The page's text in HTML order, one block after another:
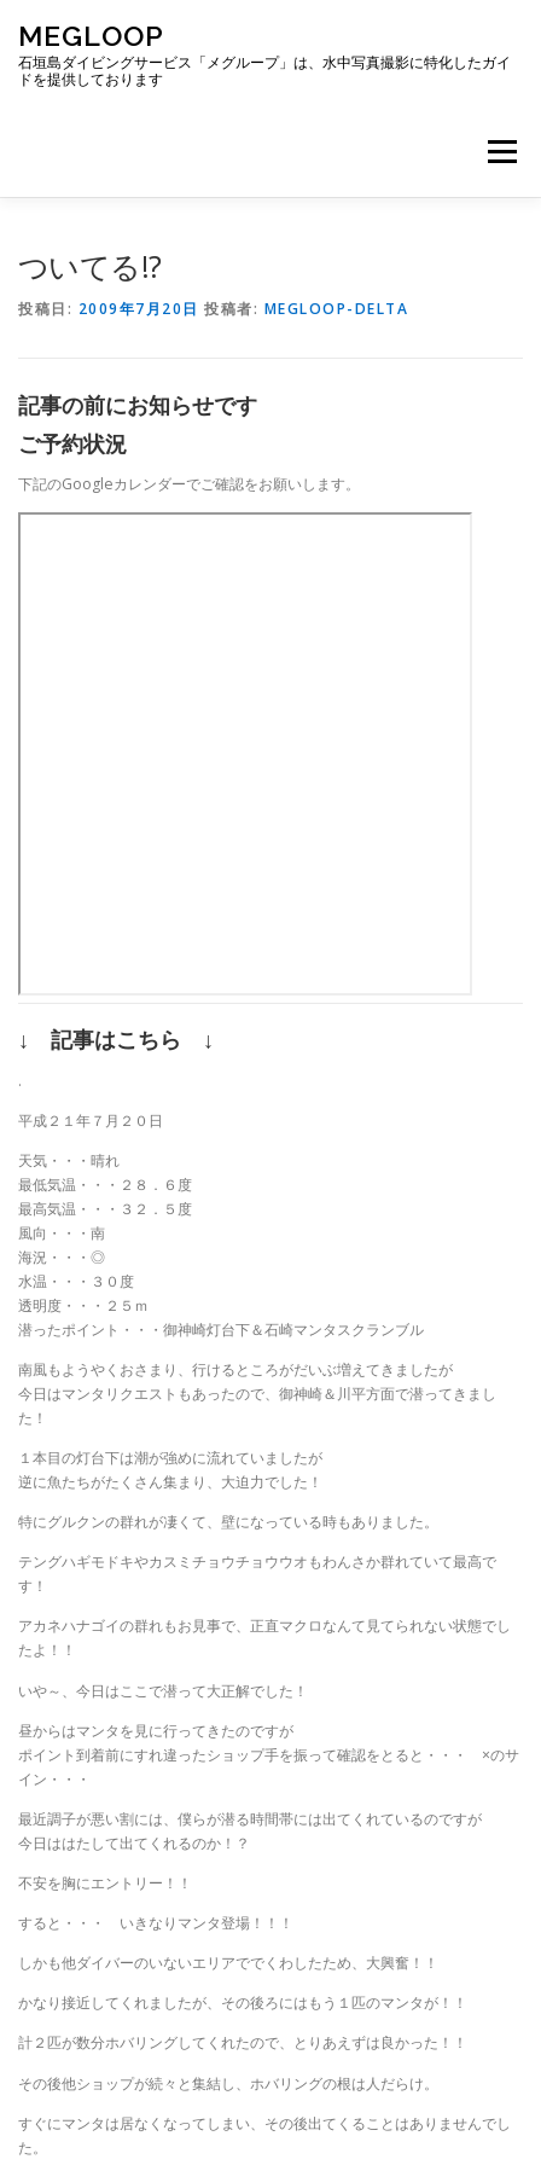
ッ
MEGLOOP
石垣島ダイビングサービス「メグループ」は、水中写真撮影に特化したガイ
ドを提供しております
メニュー
ついてる!?
投稿日: 2009年7月20日 投稿者: MEGLOOP-DELTA
記事の前にお知らせです
ご予約状況
下記のGoogleカレンダーでご確認をお願いします。
↓ 記事はこちら ↓
.
平成２１年７月２０日
天気・・・晴れ
最低気温・・・２８．６度
最高気温・・・３２．５度
風向・・・南
海況・・・◎
水温・・・３０度
透明度・・・２５ｍ
潜ったポイント・・・御神崎灯台下＆石崎マンタスクランブル
南風もようやくおさまり、行けるところがだいぶ増えてきましたが
今日はマンタリクエストもあったので、御神崎＆川平方面で潜ってきまし
た！
１本目の灯台下は潮が強めに流れていましたが
逆に魚たちがたくさん集まり、大迫力でした！
特にグルクンの群れが凄くて、壁になっている時もありました。
テングハギモドキやカスミチョウチョウウオもわんさか群れていて最高で
す！
アカネハナゴイの群れもお見事で、正直マクロなんて見てられない状態でし
たよ！！
いや～、今日はここで潜って大正解でした！
昼からはマンタを見に行ってきたのですが
ポイント到着前にすれ違ったショップ手を振って確認をとると・・・ ×のサ
イン・・・
最近調子が悪い割には、僕らが潜る時間帯には出てくれているのですが
今日ははたして出てくれるのか！？
不安を胸にエントリー！！
すると・・・ いきなりマンタ登場！！！
しかも他ダイバーのいないエリアででくわしたため、大興奮！！
かなり接近してくれましたが、その後ろにはもう１匹のマンタが！！
計２匹が数分ホバリングしてくれたので、とりあえずは良かった！！
その後他ショップが続々と集結し、ホバリングの根は人だらけ。
すぐにマンタは居なくなってしまい、その後出てくることはありませんでし
た。